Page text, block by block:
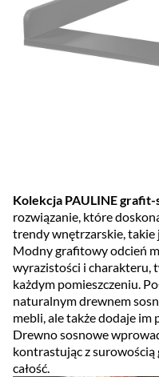
Kolekcja PAULINE grafit-
rozwiązanie, które
trendy wnętrzarskie,
Modny grafitowy odcień
wyrazistości i charakteru,
każdym pomieszczeniu.
naturalnym drewnem
mebli, ale także dodaje
Drewno sosnowe
kontrastując z
całość.